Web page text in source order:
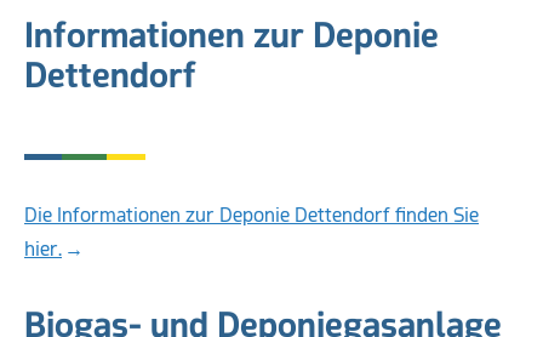
Informationen zur Deponie
Dettendorf
Die Informationen zur Deponie Dettendorf finden Sie
hier.
Biogas- und Deponiegasanlage